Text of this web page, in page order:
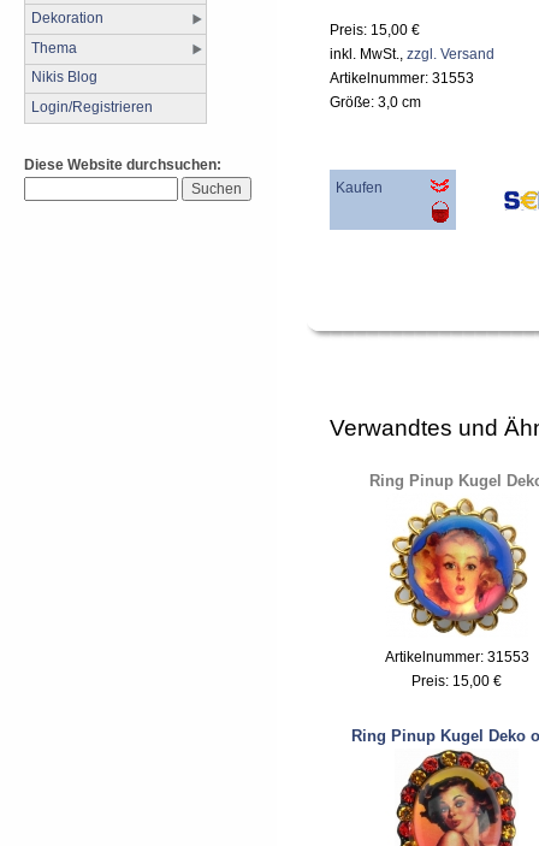
Dekoration
Thema
Nikis Blog
Login/Registrieren
Diese Website durchsuchen:
Preis: 15,00 €
inkl. MwSt., zzgl. Versand
Artikelnummer: 31553
Größe: 3,0 cm
Kaufen
Verwandtes und
Ring Pinup Kugel
Artikelnummer: 31553
Preis: 15,00 €
Ring Pinup Kugel Deko